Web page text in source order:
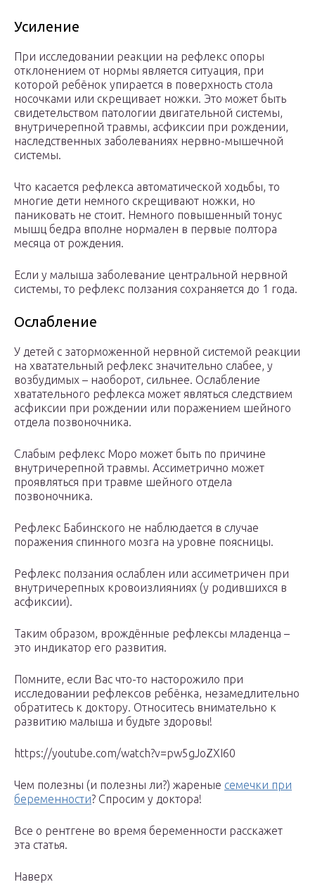
Усиление
При исследовании реакции на рефлекс опоры
отклонением от нормы является ситуация, при
которой ребёнок упирается в поверхность стола
носочками или скрещивает ножки. Это может быть
свидетельством патологии двигательной системы,
внутричерепной травмы, асфиксии при рождении,
наследственных заболеваниях нервно-мышечной
системы.
Что касается рефлекса автоматической ходьбы, то
многие дети немного скрещивают ножки, но
паниковать не стоит. Немного повышенный тонус
мышц бедра вполне нормален в первые полтора
месяца от рождения.
Если у малыша заболевание центральной нервной
системы, то рефлекс ползания сохраняется до 1 года.
Ослабление
У детей с заторможенной нервной системой реакции
на хватательный рефлекс значительно слабее, у
возбудимых – наоборот, сильнее. Ослабление
хватательного рефлекса может являться следствием
асфиксии при рождении или поражением шейного
отдела позвоночника.
Слабым рефлекс Моро может быть по причине
внутричерепной травмы. Ассиметрично может
проявляться при травме шейного отдела
позвоночника.
Рефлекс Бабинского не наблюдается в случае
поражения спинного мозга на уровне поясницы.
Рефлекс ползания ослаблен или ассиметричен при
внутричерепных кровоизлияниях (у родившихся в
асфиксии).
Таким образом, врождённые рефлексы младенца –
это индикатор его развития.
Помните, если Вас что-то насторожило при
исследовании рефлексов ребёнка, незамедлительно
обратитесь к доктору. Относитесь внимательно к
развитию малыша и будьте здоровы!
https://youtube.com/watch?v=pw5gJoZXI60
Чем полезны (и полезны ли?) жареные семечки при
беременности? Спросим у доктора!
Все о рентгене во время беременности расскажет
эта статья.
Наверх